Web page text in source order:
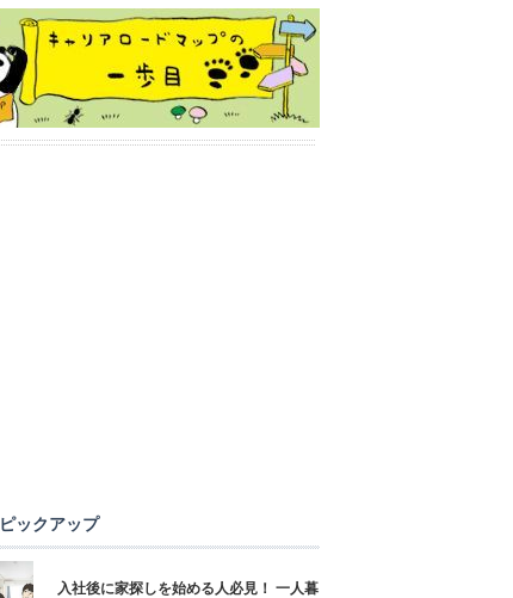
ピックアップ
入社後に家探しを始める人必見！ 一人暮